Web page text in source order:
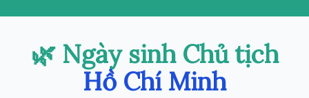
🌿 Ngày sinh Chủ tịch
Hồ Chí Minh